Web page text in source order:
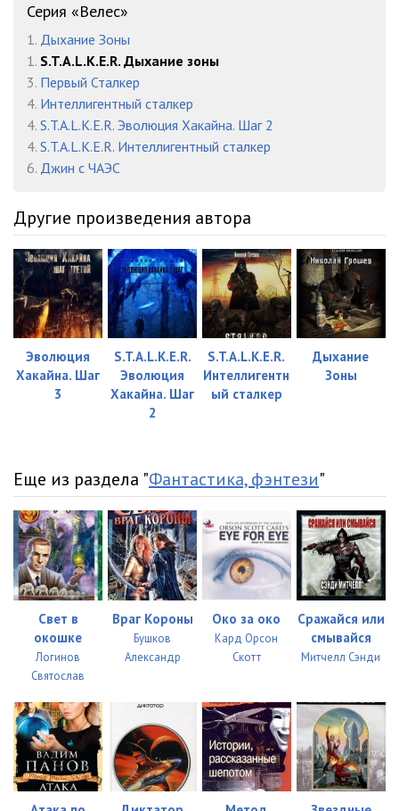
Серия «Велес»
1. Дыхание Зоны
1. S.T.A.L.K.E.R. Дыхание зоны
3. Первый Сталкер
4. Интеллигентный сталкер
4. S.T.A.L.K.E.R. Эволюция Хакайна. Шаг 2
4. S.T.A.L.K.E.R. Интеллигентный сталкер
6. Джин с ЧАЭС
Другие произведения автора
Эволюция
Хакайна. Шаг
3
S.T.A.L.K.E.R.
Эволюция
Хакайна. Шаг
2
S.T.A.L.K.E.R.
Интеллигентн
ый сталкер
Дыхание
Зоны
Еще из раздела "Фантастика, фэнтези"
Свет в
окошке
Логинов
Святослав
Враг Короны
Бушков
Александр
Око за око
Кард Орсон
Скотт
Сражайся или
смывайся
Митчелл Сэнди